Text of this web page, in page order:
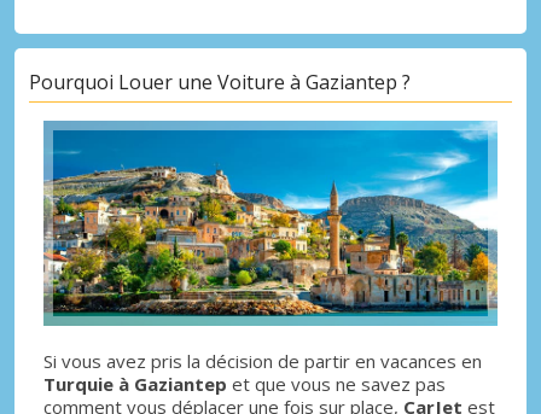
Pourquoi Louer une Voiture à Gaziantep ?
Si vous avez pris la décision de partir en vacances en
Turquie à Gaziantep et que vous ne savez pas
comment vous déplacer une fois sur place, CarJet est